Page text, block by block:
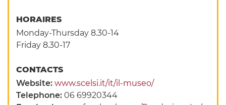
HORAIRES
Monday-Thursday 8.30-14
Friday 8.30-17
CONTACTS
Website:www.scelsi.it/it/il-museo/
Telephone:06 69920344